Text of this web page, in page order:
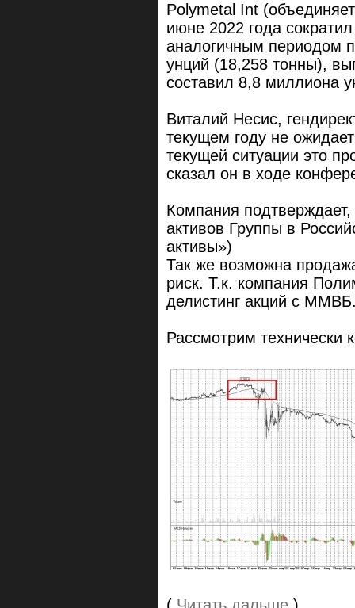
Polymetal Int
июне 2022 года
аналогичным периодом
унций (18,258 тонны),
составил 8,8 миллиона
Виталий Несис,
текущем году не
текущей ситуации это
сказал он в ходе
Компания
активов Группы в
активы»)
Так же возможна
риск. Т.к. компания
делистинг акций с
Рассмотрим технически